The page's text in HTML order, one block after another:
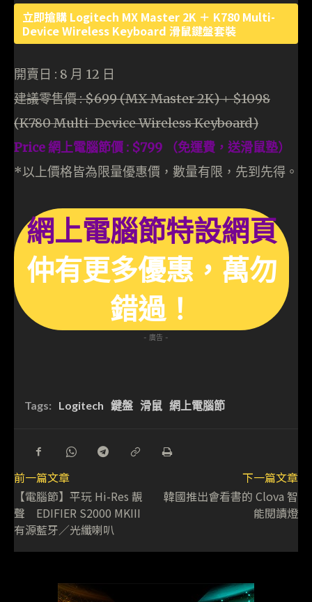
立即搶購 Logitech MX Master 2K ＋ K780 Multi-
Device Wireless Keyboard 滑鼠鍵盤套裝
開賣日 : 8 月 12 日
建議零售價 : $699 (MX Master 2K) + $1098
(K780 Multi-Device Wireless Keyboard)
Price 網上電腦節價 : $799 （免運費，送滑鼠塾）
*以上價格皆為限量優惠價，數量有限，先到先得。
網上電腦節特設網頁
仲有更多優惠，萬勿
錯過！
- 廣告 -
Tags: Logitech 鍵盤 滑鼠 網上電腦節
前一篇文章
【電腦節】平玩 Hi-Res 靚
聲 EDIFIER S2000 MKIII
有源藍牙／光纖喇叭
下一篇文章
韓國推出會看書的 Clova 智
能閱讀燈